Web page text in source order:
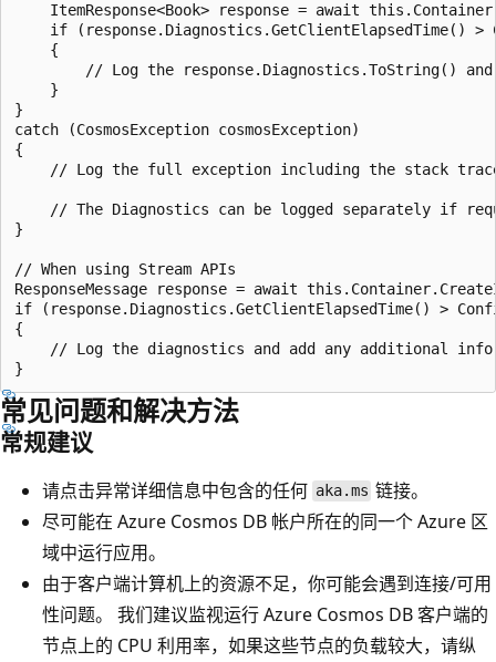
ItemResponse<Book> response = await
if (response.Diagnostics.GetClientElapsedTime() >
    {
// Log the response.Diagnostics.ToString()
    }
}
catch (CosmosException cosmosException)
{
// Log the full exception including the stack
// The Diagnostics can be logged separately if
}
// When using Stream APIs
ResponseMessage response = await
if (response.Diagnostics.GetClientElapsedTime() >
{
// Log the diagnostics and add any additional
常见问题和解决方法
常规建议
请点击异常详细信息中包含的任何 aka.ms 链接。
尽可能在 Azure Cosmos DB 帐户所在的同一个 Azure 区
域中运行应用。
由于客户端计算机上的资源不足，你可能会遇到连接/可用
性问题。 我们建议监视运行 Azure Cosmos DB 客户端的
节点上的 CPU 利用率，如果这些节点的负载较大，请纵